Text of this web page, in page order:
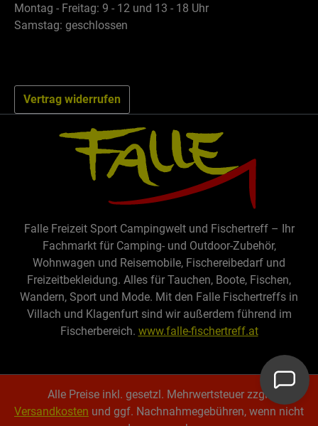
Montag - Freitag: 9 - 12 und 13 - 18 Uhr
Samstag: geschlossen
Vertrag widerrufen
Falle Freizeit Sport Campingwelt und Fischertreff – Ihr
Fachmarkt für Camping- und Outdoor-Zubehör,
Wohnwagen und Reisemobile, Fischereibedarf und
Freizeitbekleidung. Alles für Tauchen, Boote, Fischen,
Wandern, Sport und Mode. Mit den Falle Fischertreffs in
Villach und Klagenfurt sind wir außerdem führend im
Fischerbereich. www.falle-fischertreff.at
Alle Preise inkl. gesetzl. Mehrwertsteuer zzgl.
Versandkosten und ggf. Nachnahmegebühren, wenn nicht